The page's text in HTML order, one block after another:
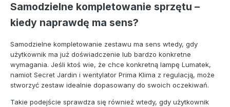
Samodzielne kompletowanie sprzętu –
kiedy naprawdę ma sens?
Samodzielne kompletowanie zestawu ma sens wtedy, gdy
użytkownik ma już doświadczenie lub bardzo konkretne
wymagania. Jeśli ktoś wie, że chce konkretną lampę Lumatek,
namiot Secret Jardin i wentylator Prima Klima z regulacją, może
stworzyć zestaw idealnie dopasowany do swoich oczekiwań.
Takie podejście sprawdza się również wtedy, gdy użytkownik